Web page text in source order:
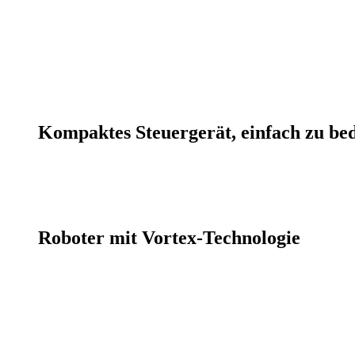
Kompaktes Steuergerät, einfach zu
Roboter mit Vortex-Technologie